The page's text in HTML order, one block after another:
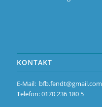
KONTAKT
E-Mail: bfb.fendt@gmail.com
Telefon: 0170 236 180 5